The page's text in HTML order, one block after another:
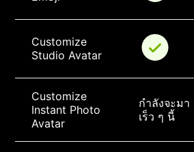
Customize
Studio Avatar
Customize
Instant Photo
Avatar
กำลังจะมา
เร็ว ๆ นี้